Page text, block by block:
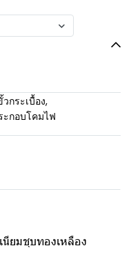
กระเบื้อง,
กอบโคมไฟ
นียมชุบทองเหลือง